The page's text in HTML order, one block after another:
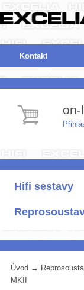
Kontakt
Hifi sestavy
Úvod →
MKII